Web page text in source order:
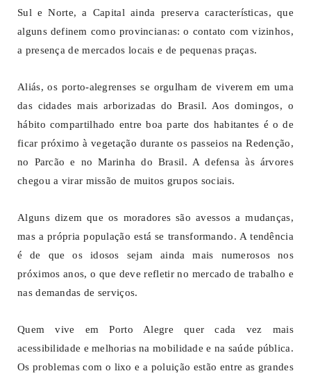
Sul e Norte, a Capital ainda preserva características, que
alguns definem como provincianas: o contato com vizinhos,
a presença de mercados locais e de pequenas praças.
Aliás, os porto-alegrenses se orgulham de viverem em uma
das cidades mais arborizadas do Brasil. Aos domingos, o
hábito compartilhado entre boa parte dos habitantes é o de
ficar próximo à vegetação durante os passeios na Redenção,
no Parcão e no Marinha do Brasil. A defensa às árvores
chegou a virar missão de muitos grupos sociais.
Alguns dizem que os moradores são avessos a mudanças,
mas a própria população está se transformando. A tendência
é de que os idosos sejam ainda mais numerosos nos
próximos anos, o que deve refletir no mercado de trabalho e
nas demandas de serviços.
Quem vive em Porto Alegre quer cada vez mais
acessibilidade e melhorias na mobilidade e na saúde pública.
Os problemas com o lixo e a poluição estão entre as grandes